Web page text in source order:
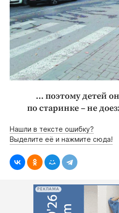
… поэтому детей
по старинке – не
Нашли в тексте ошибку?
Выделите её и нажмите сюда!
РЕКЛАМА